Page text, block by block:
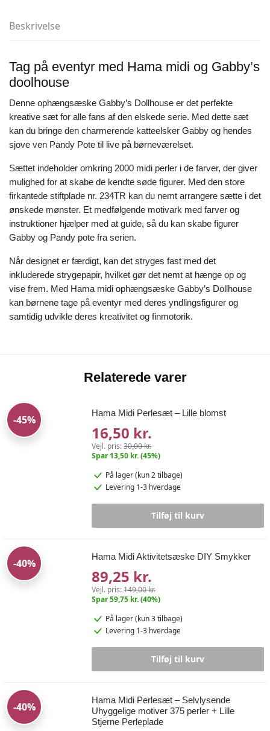
Beskrivelse
Tag på eventyr med Hama midi og Gabby’s
doolhouse
Denne ophængsæske Gabby’s Dollhouse er det perfekte
kreative sæt for alle fans af den elskede serie. Med dette sæt
kan du bringe den charmerende katteelsker Gabby og hendes
sjove ven Pandy Pote til live på børneværelset.
Sættet indeholder omkring 2000 midi perler i de farver, der giver
mulighed for at skabe de kendte søde figurer. Med den store
firkantede stiftplade nr. 234TR kan du nemt arrangere sætte i det
ønskede mønster. Et medfølgende motivark med farver og
instruktioner hjælper med at guide, så du kan skabe figurer
Gabby og Pandy pote fra serien.
Når designet er færdigt, kan det stryges fast med det
inkluderede strygepapir, hvilket gør det nemt at hænge op og
vise frem. Med Hama midi ophængsæske Gabby’s Dollhouse
kan børnene tage på eventyr med deres yndlingsfigurer og
samtidig udvikle deres kreativitet og finmotorik.
Relaterede varer
-45%
Hama Midi Perlesæt – Lille blomst
16,50 kr.
Vejl. pris:30,00 kr.
Spar 13,50 kr. (45%)
På lager(kun 2 tilbage)
Levering 1-3 hverdage
Tilføj til kurv
-40%
Hama Midi Aktivitetsæske DIY Smykker
89,25 kr.
Vejl. pris:149,00 kr.
Spar 59,75 kr. (40%)
På lager(kun 3 tilbage)
Levering 1-3 hverdage
Tilføj til kurv
-40%
Hama Midi Perlesæt – Selvlysende
Uhyggelige motiver 375 perler + Lille
Stjerne Perleplade